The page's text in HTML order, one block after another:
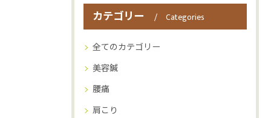
カテゴリー Categories
全てのカテゴリー
美容鍼
腰痛
肩こり